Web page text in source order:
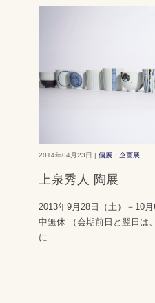
2014年04月23日 | 個展・企画展
上泉秀人 陶展
2013年9月28日（土）－10
中無休 （会期前日と翌日は
に...